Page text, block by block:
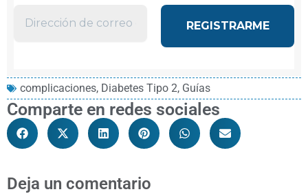
complicaciones, Diabetes Tipo 2, Guías
Comparte en redes sociales
Deja un comentario